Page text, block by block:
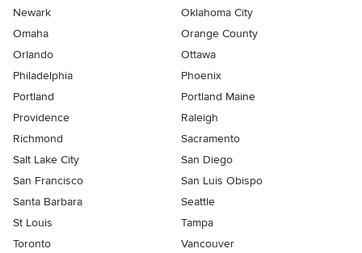
Newark
Oklahoma City
Omaha
Orange County
Orlando
Ottawa
Philadelphia
Phoenix
Portland
Portland Maine
Providence
Raleigh
Richmond
Sacramento
Salt Lake City
San Diego
San Francisco
San Luis Obispo
Santa Barbara
Seattle
St Louis
Tampa
Toronto
Vancouver